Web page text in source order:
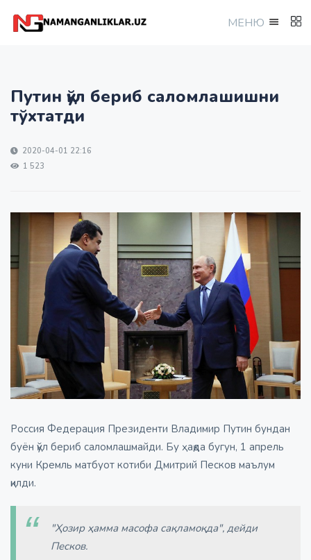
МEНЮ
Путин қўл бериб саломлашишни
тўхтатди
2020-04-01 22:16
1 523
Россия Федерация Президенти Владимир Путин бундан
буён қўл бериб саломлашмайди. Бу ҳақда бугун, 1 апрель
куни Кремль матбуот котиби Дмитрий Песков маълум
қилди.
"Ҳозир ҳамма масофа сақламоқда", дейди
Песков.